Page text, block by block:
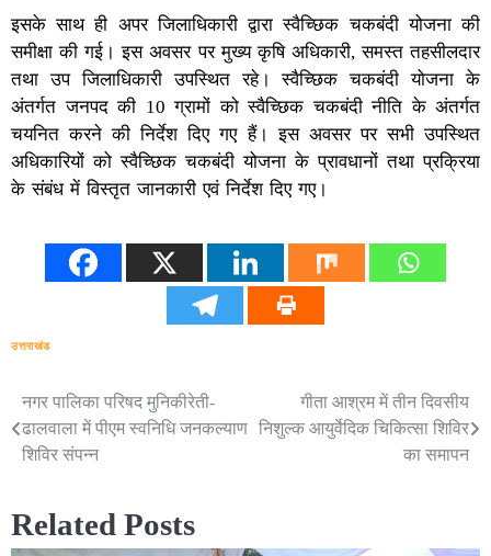
इसके साथ ही अपर जिलाधिकारी द्वारा स्वैच्छिक चकबंदी योजना की
समीक्षा की गई। इस अवसर पर मुख्य कृषि अधिकारी, समस्त तहसीलदार
तथा उप जिलाधिकारी उपस्थित रहे। स्वैच्छिक चकबंदी योजना के
अंतर्गत जनपद की 10 ग्रामों को स्वैच्छिक चकबंदी नीति के अंतर्गत
चयनित करने की निर्देश दिए गए हैं। इस अवसर पर सभी उपस्थित
अधिकारियों को स्वैच्छिक चकबंदी योजना के प्रावधानों तथा प्रक्रिया
के संबंध में विस्तृत जानकारी एवं निर्देश दिए गए।
उत्तराखंड
Post
navigation
नगर पालिका परिषद मुनिकीरेती-
ढालवाला में पीएम स्वनिधि जनकल्याण
शिविर संपन्न
गीता आश्रम में तीन दिवसीय
निशुल्क आयुर्वेदिक चिकित्सा शिविर
का समापन
Related Posts